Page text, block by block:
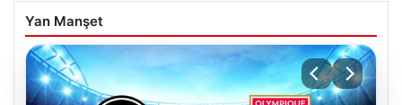
Yan Manşet